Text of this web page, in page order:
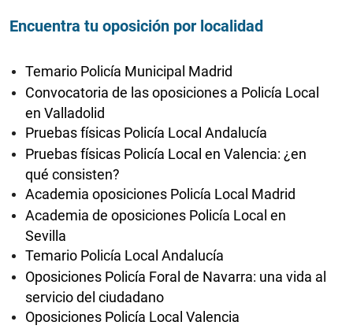
Encuentra tu oposición por localidad
Temario Policía Municipal Madrid
Convocatoria de las oposiciones a Policía Local
en Valladolid
Pruebas físicas Policía Local Andalucía
Pruebas físicas Policía Local en Valencia: ¿en
qué consisten?
Academia oposiciones Policía Local Madrid
Academia de oposiciones Policía Local en
Sevilla
Temario Policía Local Andalucía
Oposiciones Policía Foral de Navarra: una vida al
servicio del ciudadano
Oposiciones Policía Local Valencia